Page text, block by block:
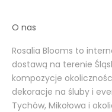
O nas
Rosalia Blooms to
dostawą na terenie
kompozycje
dekoracje na śluby i
Tychów, Mikołowa i